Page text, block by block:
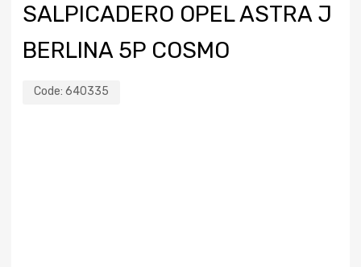
SALPICADERO OPEL ASTRA J
BERLINA 5P COSMO
Code: 640335